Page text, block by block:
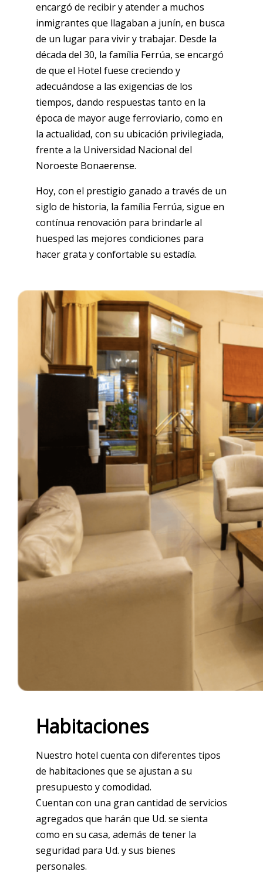
encargó de recibir y atender a muchos
inmigrantes que llagaban a junín, en busca
de un lugar para vivir y trabajar. Desde la
década del 30, la família Ferrúa, se encargó
de que el Hotel fuese creciendo y
adecuándose a las exigencias de los
tiempos, dando respuestas tanto en la
época de mayor auge ferroviario, como en
la actualidad, con su ubicación privilegiada,
frente a la Universidad Nacional del
Noroeste Bonaerense.
Hoy, con el prestigio ganado a través de un
siglo de historia, la família Ferrúa, sigue en
contínua renovación para brindarle al
huesped las mejores condiciones para
hacer grata y confortable su estadía.
Habitaciones
Nuestro hotel cuenta con diferentes tipos
de habitaciones que se ajustan a su
presupuesto y comodidad.
Cuentan con una gran cantidad de servicios
agregados que harán que Ud. se sienta
como en su casa, además de tener la
seguridad para Ud. y sus bienes
personales.